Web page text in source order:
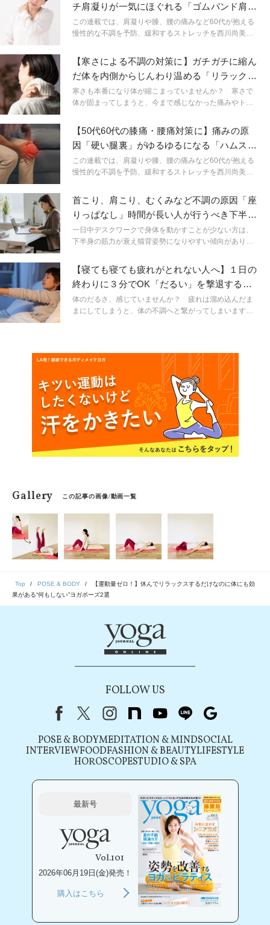
チ肩凝りが一気にほぐれる「ゴムバンド肩ス
トレッチ」
この連載では、肩凝りや膝、腰の痛みなど60代が抱える
慢性的な不調を予防、緩和するストレッチを西川尚美先
くできるメソッドばかり。年齢を理由に諦める必要はな
く、コツコツ続ければ体はかならず応えてくれるので軽
やかに動ける体を手に入れましょう。
【寒さによる不調の対策に】ガチガチに縮ん
だ体を内側からじんわり温める「リラックス
腰伸ばしほぐし」
寒さも本番になり体が縮こまっていませんか？ 寒さで
体が固まってしまうと、今まで感じなかった痛みやトラ
ためのストレッチで、ガチガチに縮んだ体を内側からじ
んわり温めてほぐしていきましょう。
【50代60代の膝痛・腰痛対策に】痛みの原
因「硬い腿裏」がゆるゆるになる「ハムスト
リングほぐし」
この連載では、肩凝りや膝、腰の痛みなど60代が抱える
慢性的な不調を予防、緩和するストレッチを西川尚美先
くできるメソッドばかり。年齢を理由に諦める必要はな
く、コツコツ続ければ体はかならず応えてくれるので軽
やかに動ける体を手に入れましょう。
首こり、肩こり、むくみなど不調の原因「座
りっぱなし」時間が長い人が行うべき下半身
エクササイズ
一日中デスクワークで身体を動かすことが少ない方は、
下半身の筋力が衰え猫背姿勢になりやすい傾向がありま
ないまま一日を終えてしまう方向け、猫背解消のための
エクササイズをご紹介します。
【寝ても寝ても疲れがとれない人へ】１日の
終わりに３分でOK「だるい」を撃退するス
トレッチ
体のだるさ、感じていませんか？ 疲れは溜め込んだま
まにしてしまうと、体の不調へと繋がってしまいます。1
Gallery この記事の画像/動画一覧
Top POSE & BODY
【運動量ゼロ！】休んでリラックスするだけなのに体にも効
果がある“何もしない”ヨガポーズ2選
FOLLOW US
FacebookX（旧Twitter）
instagram
note youtubeline
POSE & BODYMEDITATION & MINDSOCIAL
INTERVIEWFOODFASHION & BEAUTYLIFESTYLE
HOROSCOPESTUDIO & SPA
最新号
Vol.101
2026年06月19日(金)発売！
購入はこちら